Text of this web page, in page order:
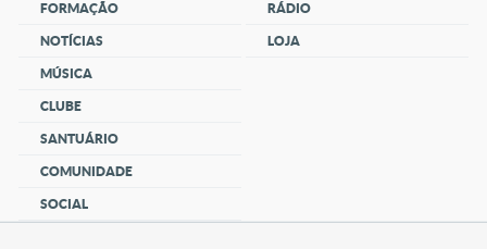
FORMAÇÃO
NOTÍCIAS
MÚSICA
CLUBE
SANTUÁRIO
COMUNIDADE
SOCIAL
RÁDIO
LOJA